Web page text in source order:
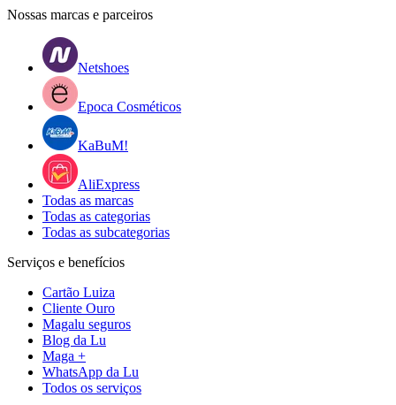
Nossas marcas e parceiros
Netshoes
Epoca Cosméticos
KaBuM!
AliExpress
Todas as marcas
Todas as categorias
Todas as subcategorias
Serviços e benefícios
Cartão Luiza
Cliente Ouro
Magalu seguros
Blog da Lu
Maga +
WhatsApp da Lu
Todos os serviços